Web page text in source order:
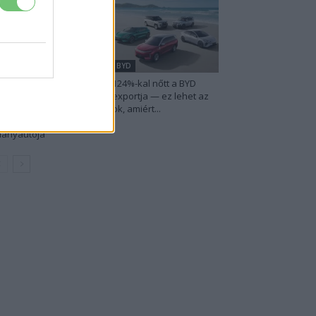
BYD
124%-kal nőtt a BYD
exportja — ez lehet az
ok, amiért...